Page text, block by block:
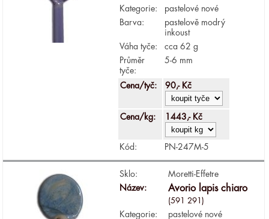
Kategorie:
pastelové nové
Barva:
pastelově modrý
inkoust
Váha tyče:
cca 62 g
Průměr
tyče:
5-6 mm
Cena/tyč: 90,- Kč
Cena/kg: 1443,- Kč
Kód: PN-247M-5
Sklo:
Moretti-Effetre
Název:
Avorio lapis chiaro
(591 291)
Kategorie:
pastelové nové